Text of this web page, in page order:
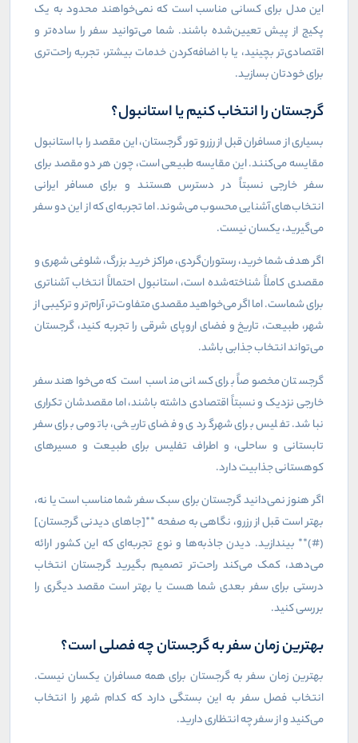
این مدل برای کسانی مناسب است که نمی‌خواهند محدود به یک
پکیج از پیش تعیین‌شده باشند. شما می‌توانید سفر را ساده‌تر و
اقتصادی‌تر بچینید، یا با اضافه‌کردن خدمات بیشتر، تجربه راحت‌تری
برای خودتان بسازید.
گرجستان را انتخاب کنیم یا استانبول؟
بسیاری از مسافران قبل از رزرو تور گرجستان، این مقصد را با استانبول
مقایسه می‌کنند. این مقایسه طبیعی است، چون هر دو مقصد برای
سفر خارجی نسبتاً در دسترس هستند و برای مسافر ایرانی
انتخاب‌های آشنایی محسوب می‌شوند. اما تجربه‌ای که از این دو سفر
می‌گیرید، یکسان نیست.
اگر هدف شما خرید، رستوران‌گردی، مراکز خرید بزرگ، شلوغی شهری و
مقصدی کاملاً شناخته‌شده است، استانبول احتمالاً انتخاب آشناتری
برای شماست. اما اگر می‌خواهید مقصدی متفاوت‌تر، آرام‌تر و ترکیبی از
شهر، طبیعت، تاریخ و فضای اروپای شرقی را تجربه کنید، گرجستان
می‌تواند انتخاب جذابی باشد.
گرجستان مخصوصاً برای کسانی مناسب است که می‌خواهند سفر
خارجی نزدیک و نسبتاً اقتصادی داشته باشند، اما مقصدشان تکراری
نباشد. تفلیس برای شهرگردی و فضای تاریخی، باتومی برای سفر
تابستانی و ساحلی، و اطراف تفلیس برای طبیعت و مسیرهای
کوهستانی جذابیت دارد.
اگر هنوز نمی‌دانید گرجستان برای سبک سفر شما مناسب است یا نه،
بهتر است قبل از رزرو، نگاهی به صفحه **[جاهای دیدنی گرجستان]
(#)** بیندازید. دیدن جاذبه‌ها و نوع تجربه‌ای که این کشور ارائه
می‌دهد، کمک می‌کند راحت‌تر تصمیم بگیرید گرجستان انتخاب
درستی برای سفر بعدی شما هست یا بهتر است مقصد دیگری را
بررسی کنید.
بهترین زمان سفر به گرجستان چه فصلی است؟
بهترین زمان سفر به گرجستان برای همه مسافران یکسان نیست.
انتخاب فصل سفر به این بستگی دارد که کدام شهر را انتخاب
می‌کنید و از سفر چه انتظاری دارید.